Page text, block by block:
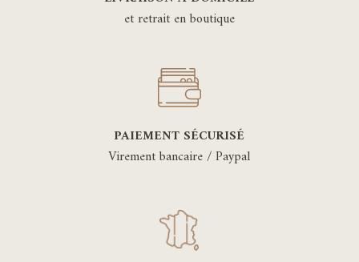
et retrait en boutique
PAIEMENT SÉCURISÉ
Virement bancaire / Paypal